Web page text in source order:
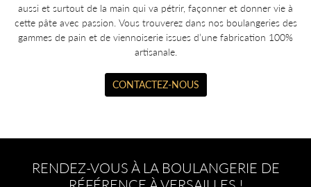
aussi et surtout de la main qui va pétrir, façonner et donner vie à
cette pâte avec passion. Vous trouverez dans nos boulangeries des
gammes de pain et de viennoiserie issues d’une fabrication 100%
artisanale.
CONTACTEZ-NOUS
RENDEZ-VOUS À LA BOULANGERIE DE